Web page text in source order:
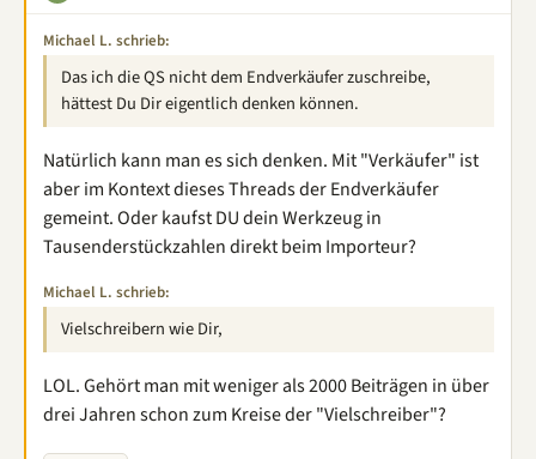
Michael L. schrieb:
Das ich die QS nicht dem Endverkäufer zuschreibe,
hättest Du Dir eigentlich denken können.
Natürlich kann man es sich denken. Mit "Verkäufer" ist
aber im Kontext dieses Threads der Endverkäufer
gemeint. Oder kaufst DU dein Werkzeug in
Tausenderstückzahlen direkt beim Importeur?
Michael L. schrieb:
Vielschreibern wie Dir,
LOL. Gehört man mit weniger als 2000 Beiträgen in über
drei Jahren schon zum Kreise der "Vielschreiber"?